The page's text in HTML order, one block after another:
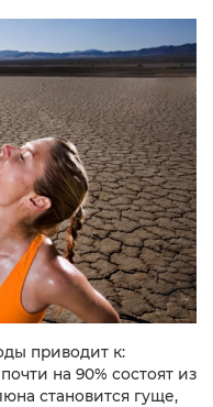
приводит к:
на 90% состоят из
становится гуще,